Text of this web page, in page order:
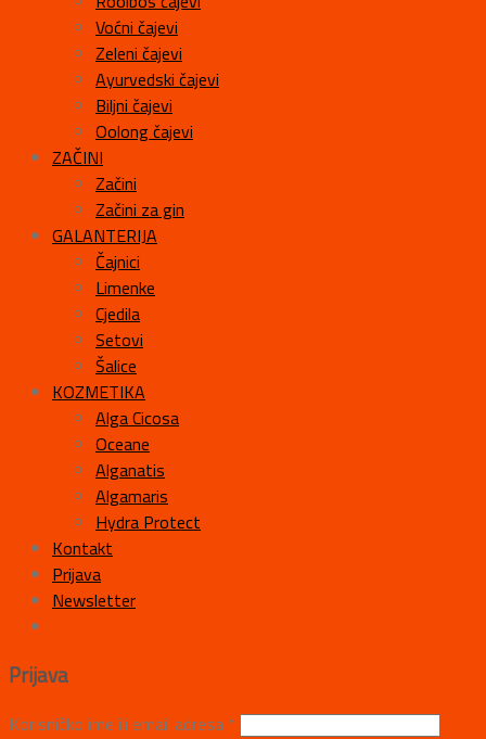
Voćni čajevi
Zeleni čajevi
Ayurvedski čajevi
Biljni čajevi
Oolong čajevi
ZAČINI
Začini
Začini za gin
GALANTERIJA
Čajnici
Limenke
Cjedila
Setovi
Šalice
KOZMETIKA
Alga Cicosa
Oceane
Alganatis
Algamaris
Hydra Protect
Kontakt
Prijava
Newsletter
Prijava
Korisničko ime ili email adresa *